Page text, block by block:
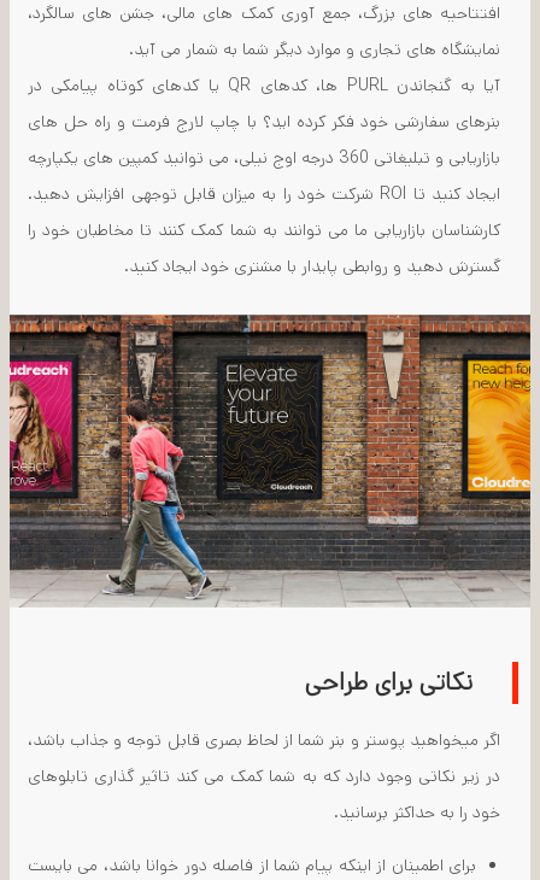
افتتاحیه های بزرگ، جمع آوری کمک های مالی، جشن های سالگرد،
نمایشگاه های تجاری و موارد دیگر شما به شمار می آید.
آیا به گنجاندن PURL ها، کدهای QR یا کدهای کوتاه پیامکی در
بنرهای سفارشی خود فکر کرده اید؟ با چاپ لارج فرمت و راه حل های
بازاریابی و تبلیغاتی 360 درجه اوج نیلی، می توانید کمپین های یکپارچه
ایجاد کنید تا ROI شرکت خود را به میزان قابل توجهی افزایش دهید.
کارشناسان بازاریابی ما می توانند به شما کمک کنند تا مخاطبان خود را
گسترش دهید و روابطی پایدار با مشتری خود ایجاد کنید.
نکاتی برای طراحی
اگر میخواهید پوستر و بنر شما از لحاظ بصری قابل توجه و جذاب باشد،
در زیر نکاتی وجود دارد که به شما کمک می کند تاثیر گذاری تابلوهای
خود را به حداکثر برسانید.
برای اطمینان از اینکه پیام شما از فاصله دور خوانا باشد، می بایست